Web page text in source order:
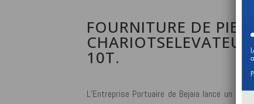
FOURNITURE DE
10T.
L’Entreprise Portuaire de Bejaia lance un